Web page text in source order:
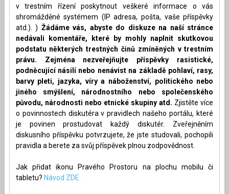
v trestním řízení poskytnout veškeré informace o vás
shromážděné systémem (IP adresa, pošta, vaše příspěvky
atd.). ) Žádáme vás, abyste do diskuze na naší stránce
nedávali komentáře, které by mohly naplnit skutkovou
podstatu některých trestných činů zmíněných v trestním
právu. Zejména nezveřejňujte příspěvky rasistické,
podněcující násilí nebo nenávist na základě pohlaví, rasy,
barvy pleti, jazyka, víry a náboženství, politického nebo
jiného smýšlení, národnostního nebo společenského
původu, národnosti nebo etnické skupiny atd. Zjistěte více
o povinnostech diskutéra v pravidlech našeho portálu, které
je povinen prostudovat každý diskutér. Zveřejněním
diskusního příspěvku potvrzujete, že jste studovali, pochopili
pravidla a berete za svůj příspěvek plnou zodpovědnost.
Jak přidat ikonu Pravého Prostoru na plochu mobilu či
tabletu? Návod ZDE.